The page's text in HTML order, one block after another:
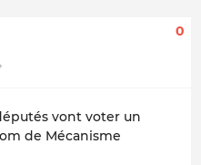
0
vont voter un
de Mécanisme